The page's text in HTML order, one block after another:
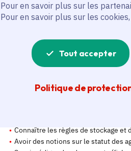
Pour en savoir plus sur les
Pour en savoir plus sur les cookies,
Tout accepter
Politique de